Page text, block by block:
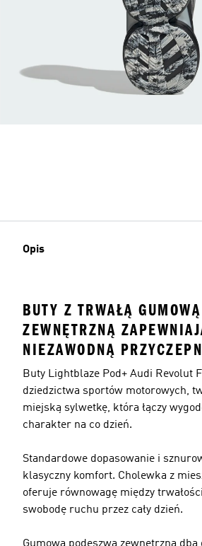
Opis
BUTY Z TRWAŁĄ
ZEWNĘTRZNĄ
NIEZAWODNĄ
Buty Lightblaze Pod+ Audi Revolut
dziedzictwa sportów motorowych,
miejską sylwetkę, która łączy
charakter na co dzień.
Standardowe dopasowanie i
klasyczny komfort. Cholewka z
oferuje równowagę między
swobodę ruchu przez cały dzień.